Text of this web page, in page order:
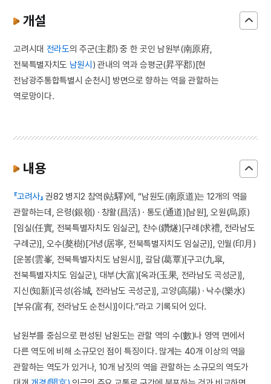
개설
고려시대 전라도의 주군(主郡) 중 한 곳인 남원부(南原府,
전북특별자치도 남원시) 관내의 역과 승평군(昇平郡)[현
전남광주통합특별시 순천시] 방면으로 향하는 역을 관할하는
역로망이다.
내용
『고려사』 권82 병지2 참역(站驛)에, “남원도(南原道)는 12개의 역을
관할하는데, 은령(銀嶺) · 창활(昌活) · 통도(通道)[남원], 오원(烏原)
[임실(任實, 전북특별자치도 임실군], 찬수(鑽燧)[구례(求禮, 전라남도
구례군)], 오수(獒樹)[거녕(居寧, 전북특별자치도 임실군)], 인월(印月)
[운봉(雲峯, 전북특별자치도 남원시)], 갈담(葛覃)[구고(九皐,
전북특별자치도 임실군), 대부(大富)[옥과(玉果, 전라남도 곡성군)],
지신(知新)[곡성(谷城, 전라남도 곡성군)], 고양(高陽) · 낙수(樂水)
[부유(富有, 전라남도 순천시)]이다.”라고 기록되어 있다.
남원부를 중심으로 편성된 남원도는 관할 역의 수(數)나 영역 면에서
다른 역도에 비해 소규모인 점이 특징이다. 많게는 40개 이상의 역을
관할하는 역도가 있거나, 10개 남짓의 역을 관할하는 소규모의 역도가